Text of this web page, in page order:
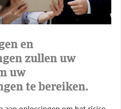
en
zullen uw
uw
te bereiken.